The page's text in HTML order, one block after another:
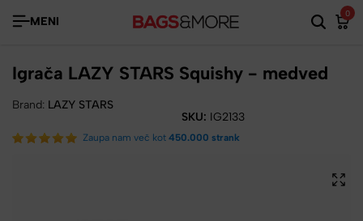
MENI
0
Igrača LAZY STARS Squishy - medved
Brand: LAZY STARS
SKU: IG2133
Zaupa nam več kot 450.000 strank